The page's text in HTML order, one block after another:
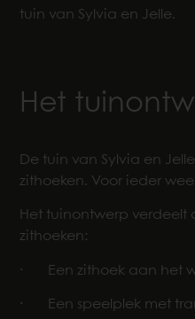
tuin van Sylvia en Jelle.
Het
De tuin van Sylvia en
zithoeken. Voor ieder
Het tuinontwerp verdeelt
zithoeken:
· Een zithoek aan het
· Een speelplek met